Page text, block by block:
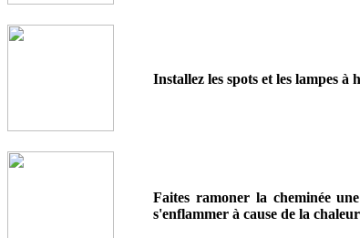
Installez les spots et les lampes
Faites ramoner la cheminée
s'enflammer à cause de la